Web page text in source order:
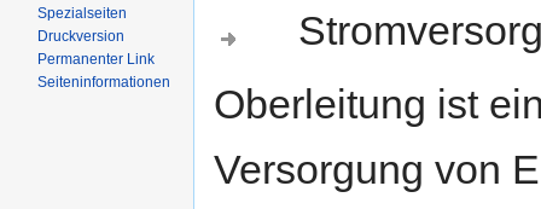
Oberleitung ist
Versorgung von
Spezialseiten
Druckversion
Permanenter Link
Seiten­informationen